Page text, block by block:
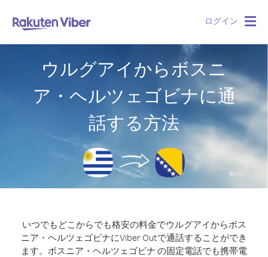
ログイン
ウルグアイからボスニ
ア・ヘルツェゴビナに通
話する方法
いつでもどこからでも格安の料金でウルグアイからボス
ニア・ヘルツェゴビナにViber Outで通話することができ
ます。 ボスニア・ヘルツェゴビナ の固定電話でも携帯電